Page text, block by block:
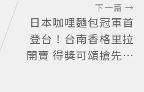
下一篇 →
日本咖哩麵包冠軍首
登台！台南香格里拉
開賣 得獎可頌搶先日